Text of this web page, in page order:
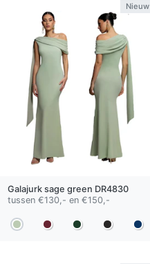
Nieuw
Galajurk sage green DR4830
tussen €130,- en €150,-